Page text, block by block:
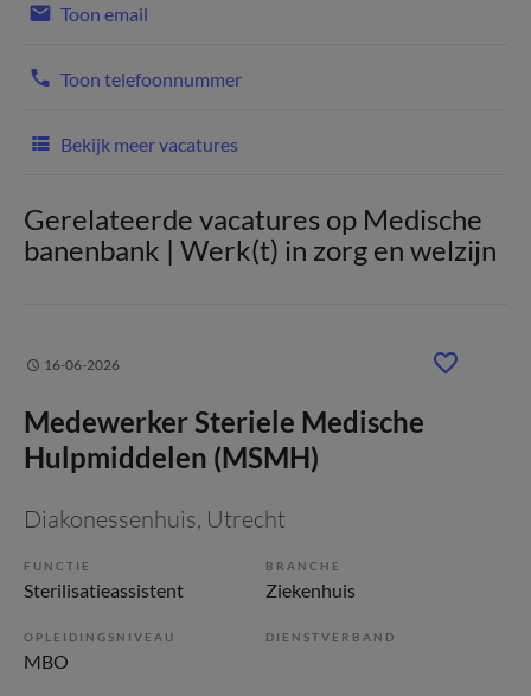
Toon email
Toon telefoonnummer
Bekijk meer vacatures
Gerelateerde vacatures op Medische
banenbank | Werk(t) in zorg en welzijn
16-06-2026
Medewerker Steriele Medische
Hulpmiddelen (MSMH)
Diakonessenhuis, Utrecht
FUNCTIE
Sterilisatieassistent
BRANCHE
Ziekenhuis
OPLEIDINGSNIVEAU
MBO
DIENSTVERBAND